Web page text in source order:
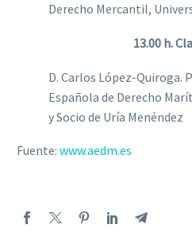
Derecho Mercantil,
13.00 h.
D. Carlos López-Quiroga.
Española de Derecho
y Socio de Uría Menéndez
Fuente: www.aedm.es